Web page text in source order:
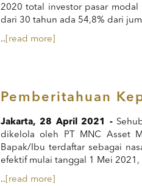
2020 total investor pasar
dari 30 tahun ada 54,8% dari
.. [read more]
Pemberitahuan
Jakarta, 28 April 2021 -
dikelola oleh PT MNC Asset
Bapak/Ibu terdaftar sebagai
efektif mulai tanggal 1 Mei
.. [read more]